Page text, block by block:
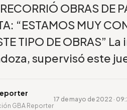
OBRAS DE
“ESTAMOS MUY
TIPO DE OBRAS”
supervisó este
GBA Reporter
17 de mayo de 2022 ·